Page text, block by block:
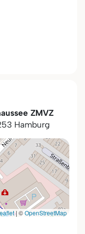
ZMVZ
Hamburg
| ©OpenStreetMap